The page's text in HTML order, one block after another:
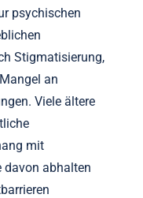
psychischen
Stigmatisierung,
an
Viele ältere
mit
davon abhalten